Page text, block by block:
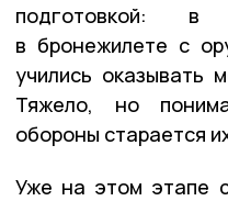
подготовкой:
в бронежилете с
учились оказывать
Тяжело, но
обороны старается
Уже на этом этапе